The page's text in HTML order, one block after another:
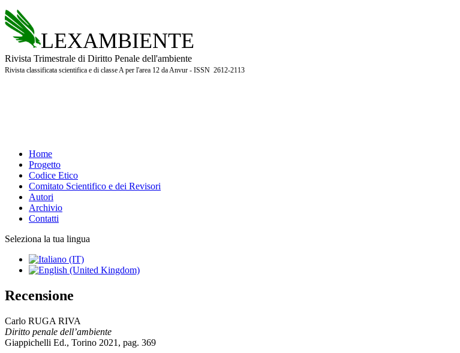
LEXAMBIENTE
Rivista Trimestrale di Diritto Penale dell'ambiente
Rivista classificata scientifica e di classe A per l'area 12 da Anvur - ISSN 2612-2113
Home
Progetto
Codice Etico
Comitato Scientifico e dei Revisori
Autori
Archivio
Contatti
Seleziona la tua lingua
Recensione
Carlo RUGA RIVA
Diritto penale dell’ambiente
Giappichelli Ed., Torino 2021, pag. 369